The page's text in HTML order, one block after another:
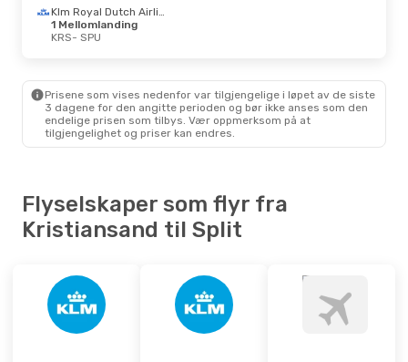
1 Mellomlanding
SPU- KRS
Klm Royal Dutch Airlines
1 Mellomlanding
KRS- SPU
Klm Royal Dutch Airlines
1 Mellomlanding
SPU- KRS
Thu, Sep 3
1 Mellomlanding
Klm Royal Dutch Airlines
1 Mellomlanding
KRS- SPU
Prisene som vises nedenfor var tilgjengelige i løpet av de siste
3 dagene for den angitte perioden og bør ikke anses som den
endelige prisen som tilbys. Vær oppmerksom på at
tilgjengelighet og priser kan endres.
Flyselskaper som flyr fra
Kristiansand til Split